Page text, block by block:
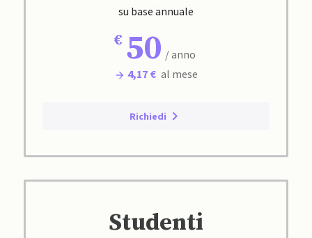
su base annuale
50 / anno
4,17 € al mese
Richiedi
Studenti